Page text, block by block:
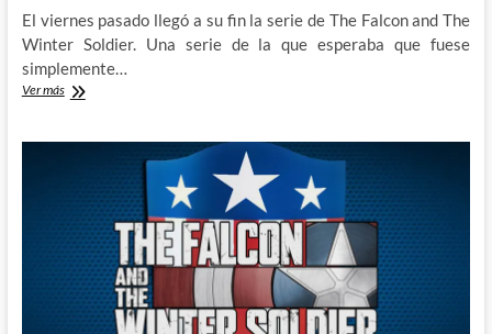
El viernes pasado llegó a su fin la serie de The Falcon and The
Winter Soldier. Una serie de la que esperaba que fuese
simplemente…
Ver másConclusiones
Winter
Soldier